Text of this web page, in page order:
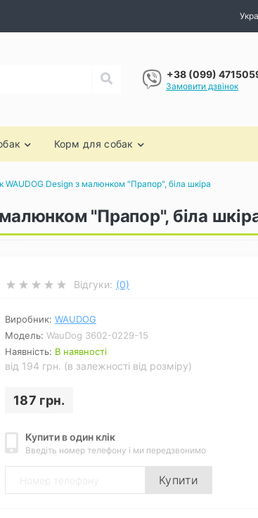
+38 (099)
Замовити дзвінок
Корм для собак
WAUDOG Design з малюнком "Прапор", біла шкіра
"Прапор", біла
Відгуки: (0)
Виробник: WAUDOG
Модель: WauDog 3602-0229-15
Наявність: В наявності
від 194 грн. (в залежності від розміру)
187 грн.
Купити в один клік
Введіть номер телефону і ми передзвонимо
Купити